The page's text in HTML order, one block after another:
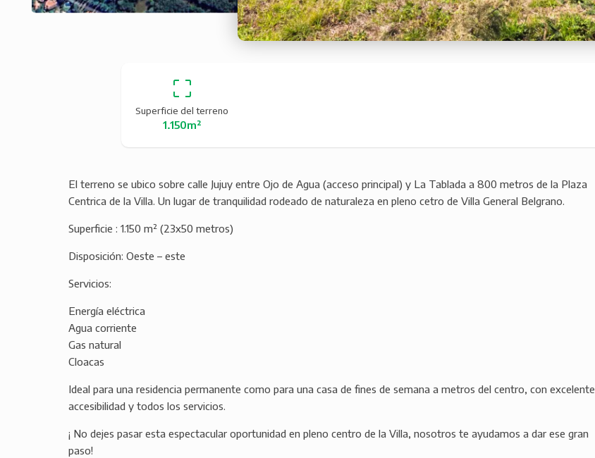
Superficie del terreno
1.150m²
El terreno se ubico sobre calle Jujuy entre Ojo de Agua (acceso principal) y La Tablada a 800 metros de la Plaza
Centrica de la Villa. Un lugar de tranquilidad rodeado de naturaleza en pleno cetro de Villa General Belgrano.
Superficie : 1.150 m² (23x50 metros)
Disposición: Oeste – este
Servicios:
Energía eléctrica
Agua corriente
Gas natural
Cloacas
Ideal para una residencia permanente como para una casa de fines de semana a metros del centro, con excelente
accesibilidad y todos los servicios.
¡ No dejes pasar esta espectacular oportunidad en pleno centro de la Villa, nosotros te ayudamos a dar ese gran
paso!